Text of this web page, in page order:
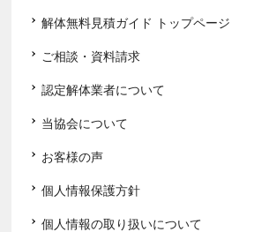
解体無料見積ガイド トップページ
ご相談・資料請求
認定解体業者について
当協会について
お客様の声
個人情報保護方針
個人情報の取り扱いについて